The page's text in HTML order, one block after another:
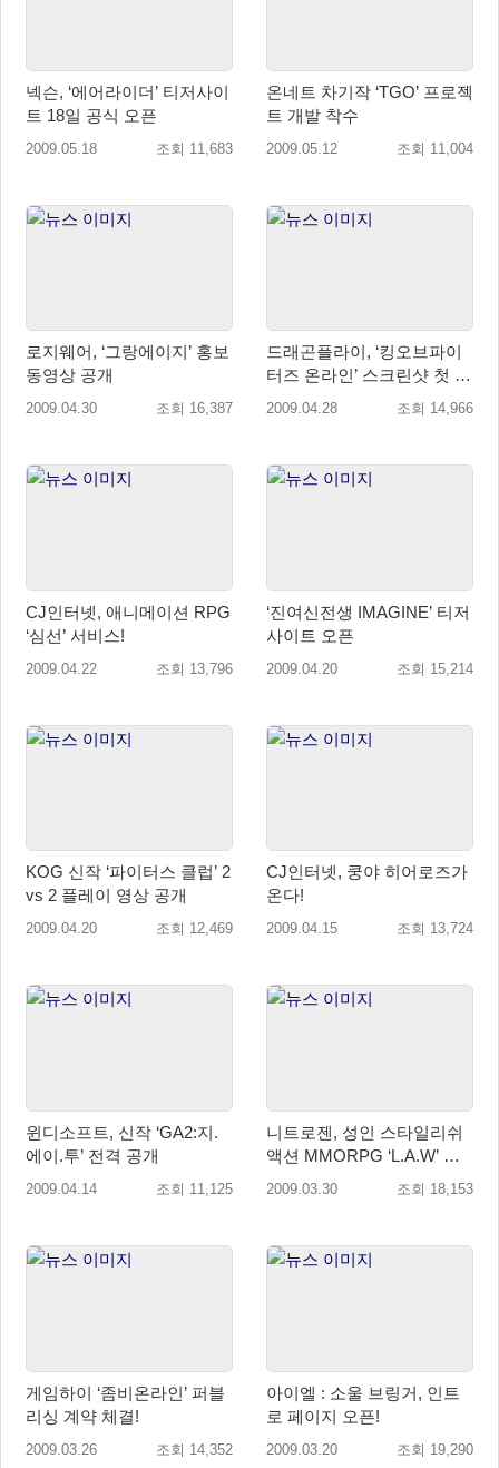
넥슨, ‘에어라이더’ 티저사이
트 18일 공식 오픈
2009.05.18 조회 11,683
온네트 차기작 ‘TGO’ 프로젝
트 개발 착수
2009.05.12 조회 11,004
로지웨어, ‘그랑에이지’ 홍보
동영상 공개
2009.04.30 조회 16,387
드래곤플라이, ‘킹오브파이
터즈 온라인’ 스크린샷 첫 공
개
2009.04.28 조회 14,966
CJ인터넷, 애니메이션 RPG
‘심선’ 서비스!
2009.04.22 조회 13,796
‘진여신전생 IMAGINE’ 티저
사이트 오픈
2009.04.20 조회 15,214
KOG 신작 ‘파이터스 클럽’ 2
vs 2 플레이 영상 공개
2009.04.20 조회 12,469
CJ인터넷, 쿵야 히어로즈가
온다!
2009.04.15 조회 13,724
윈디소프트, 신작 ‘GA2:지.
에이.투’ 전격 공개
2009.04.14 조회 11,125
니트로젠, 성인 스타일리쉬
액션 MMORPG ‘L.A.W’ 첫
공개!
2009.03.30 조회 18,153
게임하이 ‘좀비온라인’ 퍼블
리싱 계약 체결!
2009.03.26 조회 14,352
아이엘 : 소울 브링거, 인트
로 페이지 오픈!
2009.03.20 조회 19,290